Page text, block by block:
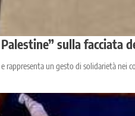
sulla facciata
e rappresenta un gesto di solidarietà nei